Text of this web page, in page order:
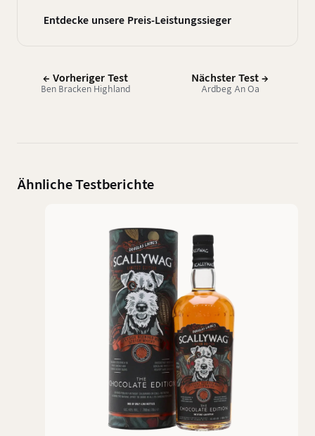
Entdecke unsere Preis-Leistungssieger
← Vorheriger Test
Ben Bracken Highland
Nächster Test →
Ardbeg An Oa
Ähnliche Testberichte